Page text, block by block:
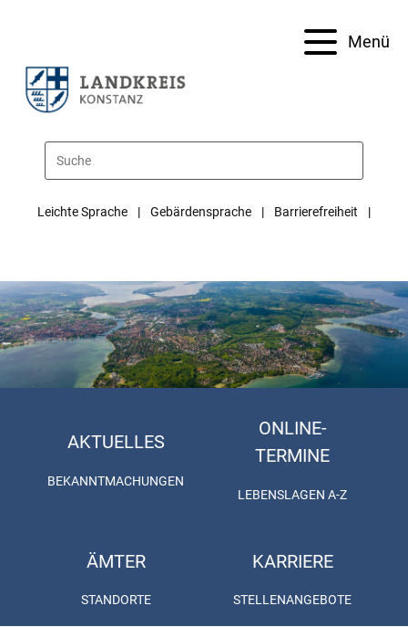
Menü
Leichte Sprache Gebärdensprache Barrierefreiheit
AKTUELLES
BEKANNTMACHUNGEN
ONLINE-
TERMINE
LEBENSLAGEN A-Z
ÄMTER
STANDORTE
KARRIERE
STELLENANGEBOTE